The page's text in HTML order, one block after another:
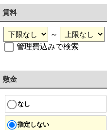
賃料
～
管理費込みで検索
敷金
なし
指定しない